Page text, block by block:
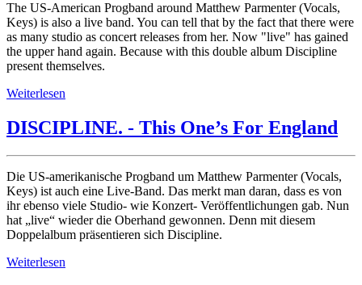
The US-American Progband around Matthew Parmenter (Vocals,
Keys) is also a live band. You can tell that by the fact that there were
as many studio as concert releases from her. Now "live" has gained
the upper hand again. Because with this double album Discipline
present themselves.
Weiterlesen
DISCIPLINE. - This One’s For England
Die US-amerikanische Progband um Matthew Parmenter (Vocals,
Keys) ist auch eine Live-Band. Das merkt man daran, dass es von
ihr ebenso viele Studio- wie Konzert- Veröffentlichungen gab. Nun
hat „live“ wieder die Oberhand gewonnen. Denn mit diesem
Doppelalbum präsentieren sich Discipline.
Weiterlesen